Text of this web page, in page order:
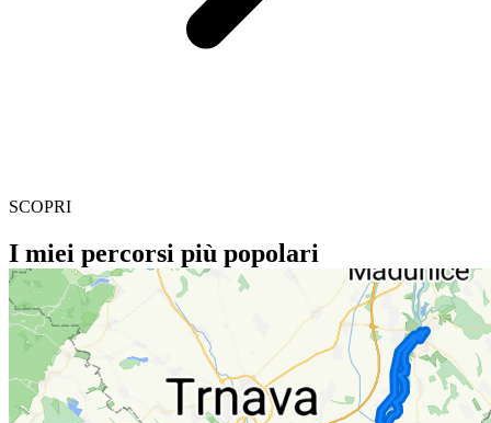
SCOPRI
I miei percorsi più popolari